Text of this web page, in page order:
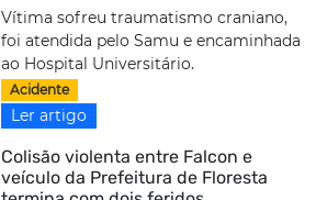
Vítima sofreu traumatismo craniano,
foi atendida pelo Samu e encaminhada
ao Hospital Universitário.
Acidente
Ler artigo
Colisão violenta entre Falcon e
veículo da Prefeitura de Floresta